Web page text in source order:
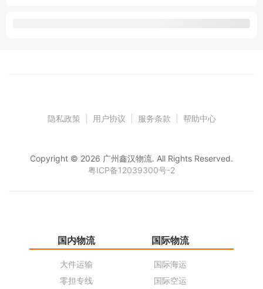
隐私政策 用户协议 服务条款 帮助中心
Copyright © 2026 广州鑫汉物流. All Rights Reserved.
粤ICP备12039300号-2
国内物流
大件运输
零担专线
国际物流
国际海运
国际空运